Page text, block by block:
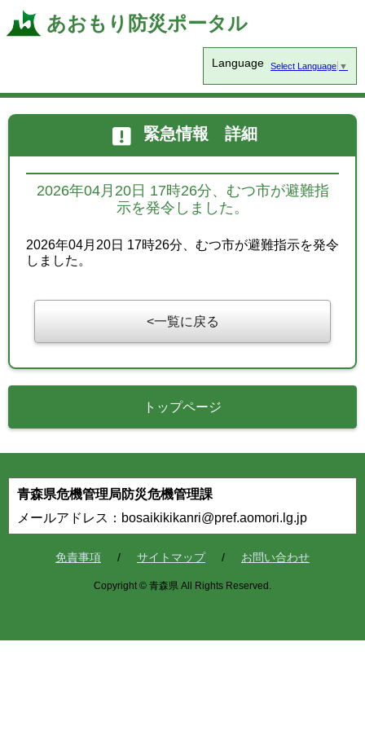
あおもり防災ポータル
Language Select Language ▼
緊急情報 詳細
2026年04月20日 17時26分、むつ市が避難指
示を発令しました。
2026年04月20日 17時26分、むつ市が避難指示を発令
しました。
一覧に戻る
トップページ
青森県危機管理局防災危機管理課
メールアドレス：bosaikikikanri@pref.aomori.lg.jp
免責事項 サイトマップ お問い合わせ
Copyright © 青森県 All Rights Reserved.